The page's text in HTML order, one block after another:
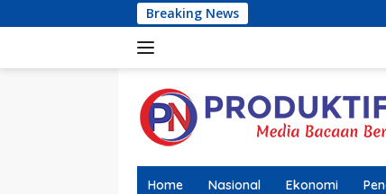
ke
Breaking News WARGA
Home Nasional Ekonomi